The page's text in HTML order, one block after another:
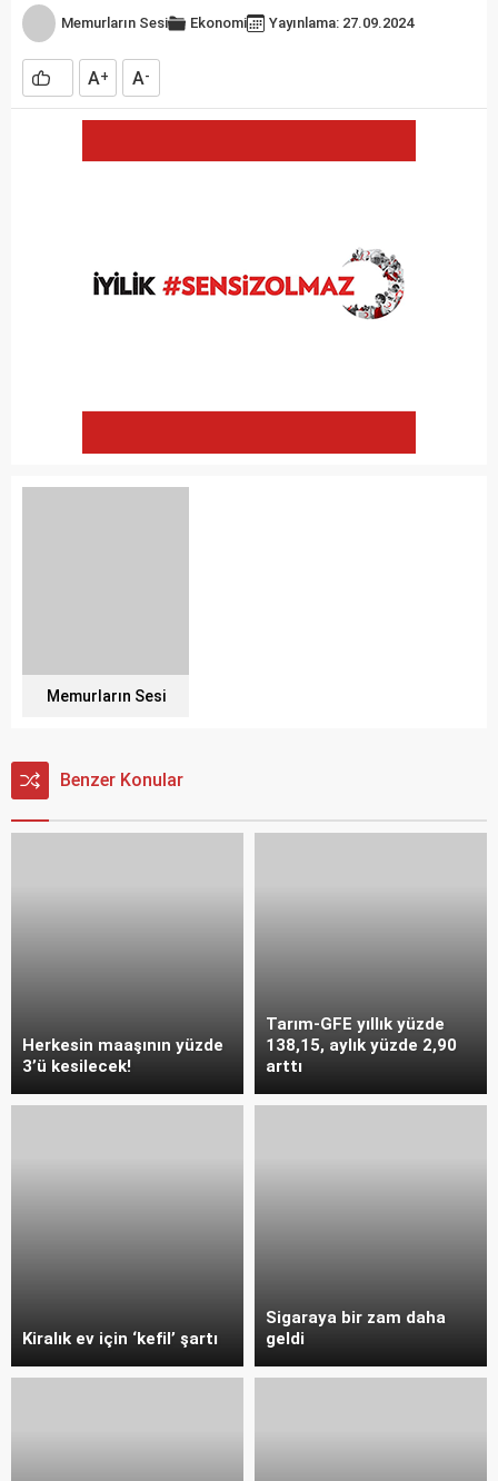
Memurların Sesi Ekonomi Yayınlama: 27.09.2024
A+ A-
Memurların Sesi
Benzer Konular
Herkesin maaşının yüzde
3’ü kesilecek!
Tarım-GFE yıllık yüzde
138,15, aylık yüzde 2,90
arttı
Kiralık ev için ‘kefil’ şartı
Sigaraya bir zam daha
geldi